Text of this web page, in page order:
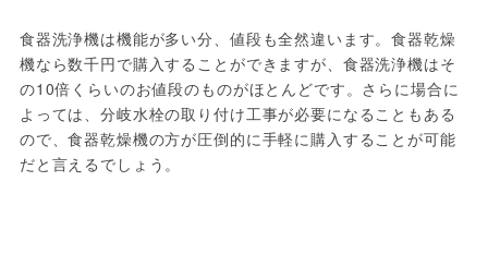
食器洗浄機は機能が多い分、値段も全然違います。食器乾燥
機なら数千円で購入することができますが、食器洗浄機はそ
の10倍くらいのお値段のものがほとんどです。さらに場合に
よっては、分岐水栓の取り付け工事が必要になることもある
ので、食器乾燥機の方が圧倒的に手軽に購入することが可能
だと言えるでしょう。